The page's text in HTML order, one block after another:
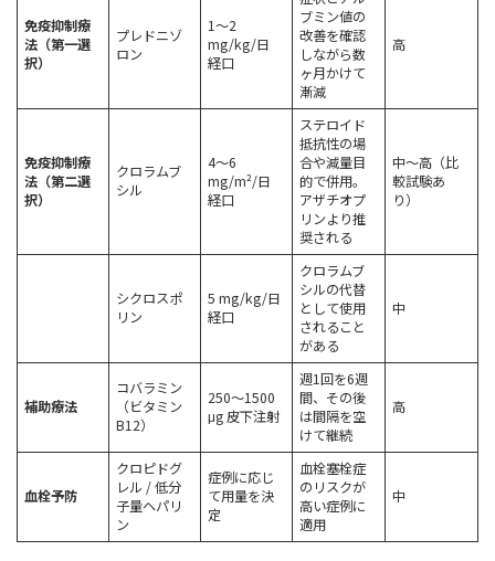
免疫抑制療
法（第一選
択）
プレドニゾ
ロン
1〜2
mg/kg/日
経口
ブミン値の
改善を確認
しながら数
ヶ月かけて
漸減
高
免疫抑制療
法（第二選
択）
クロラムブ
シル
4〜6
mg/m²/日
経口
ステロイド
抵抗性の場
合や減量目
的で併用。
アザチオプ
リンより推
奨される
中〜高（比
較試験あ
り）
シクロスポ
リン
5 mg/kg/日
経口
クロラムブ
シルの代替
として使用
されること
がある
中
補助療法
コバラミン
（ビタミン
B12）
250〜1500
μg 皮下注射
週1回を6週
間、その後
は間隔を空
けて継続
高
血栓予防
クロピドグ
レル / 低分
子量ヘパリ
ン
症例に応じ
て用量を決
定
血栓塞栓症
のリスクが
高い症例に
適用
中